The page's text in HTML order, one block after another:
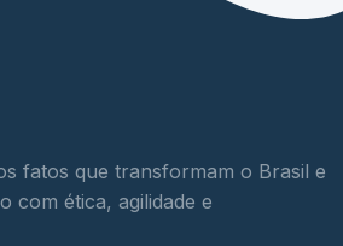
fatos que transformam o Brasil e
com ética, agilidade e